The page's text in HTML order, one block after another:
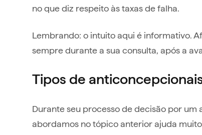
no que diz respeito às taxas de falha.
Lembrando: o intuito aqui é informativo.
sempre durante a sua consulta, após a
Tipos de
Durante seu processo de decisão por
abordamos no tópico anterior ajuda